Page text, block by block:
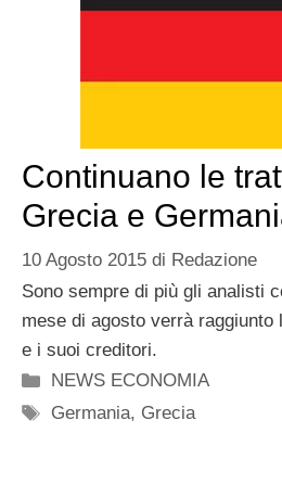
Continuano le
Grecia e
10 Agosto 2015 di Redazione
Sono sempre di più gli analisti
mese di agosto verrà raggiunto
e i suoi creditori.
Categorie
NEWS ECONOMIA
Tag
Germania, Grecia